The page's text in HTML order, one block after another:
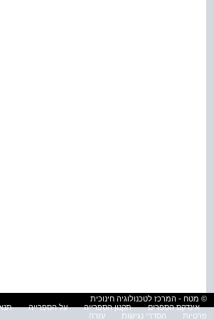
© מטח - המרכז לטכנולוגיה חינוכית
אינדקס הספרים
תקנון הספרייה על הספרייה
פרטיות
הסדרי נגישות עזרה